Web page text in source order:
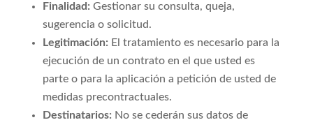
Finalidad: Gestionar su consulta, queja,
sugerencia o solicitud.
Legitimación: El tratamiento es necesario para la
ejecución de un contrato en el que usted es
parte o para la aplicación a petición de usted de
medidas precontractuales.
Destinatarios: No se cederán sus datos de